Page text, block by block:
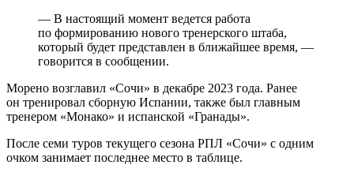
— В настоящий момент ведется работа
по формированию нового тренерского штаба,
который будет представлен в ближайшее время, —
говорится в сообщении.
Морено возглавил «Сочи» в декабре 2023 года. Ранее
он тренировал сборную Испании, также был главным
тренером «Монако» и испанской «Гранады».
После семи туров текущего сезона РПЛ «Сочи» с одним
очком занимает последнее место в таблице.